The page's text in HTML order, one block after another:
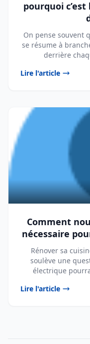
pourquoi
On pense souvent
se résume à
derrière
Lire l'article
Comment
nécessaire
Rénover sa
soulève une
électrique
Lire l'article